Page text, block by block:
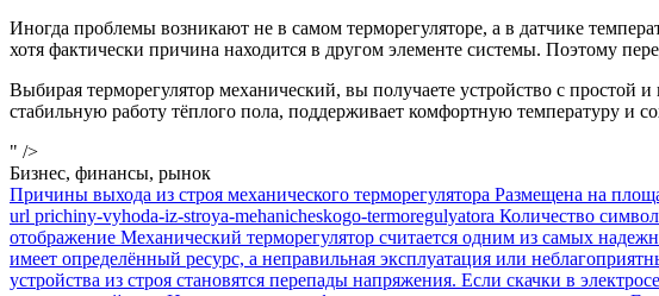
Иногда проблемы возникают не в самом терморегуляторе, а в датчике
хотя фактически причина находится в другом элементе системы. Поэтому
Выбирая терморегулятор механический, вы получаете устройство с
стабильную работу тёплого пола, поддерживает комфортную температуру и
" />
Бизнес, финансы, рынок
Причины выхода из строя механического терморегулятора Размещена на
url prichiny-vyhoda-iz-stroya-mehanicheskogo-termoregulyatora Количество
отображение Механический терморегулятор считается одним из самых
имеет определённый ресурс, а неправильная эксплуатация или
устройства из строя становятся перепады напряжения. Если скачки в